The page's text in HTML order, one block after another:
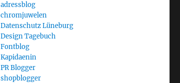
adressblog
chromjuwelen
Datenschutz Lüneburg
Design Tagebuch
Fontblog
Kapidaenin
PR Blogger
shopblogger